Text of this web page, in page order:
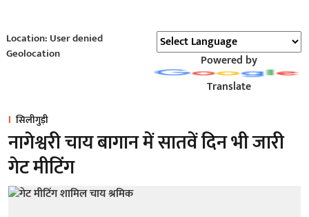
Location: User denied
Geolocation
Powered by
Translate
सिलीगुड़ी
नागेश्वरी चाय बागान में सातवें दिन भी जारी
गेट मीटिंग